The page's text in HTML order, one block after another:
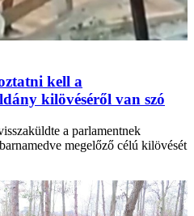
kell a
kilövéséről van szó
a parlamentnek
megelőző célú kilövését